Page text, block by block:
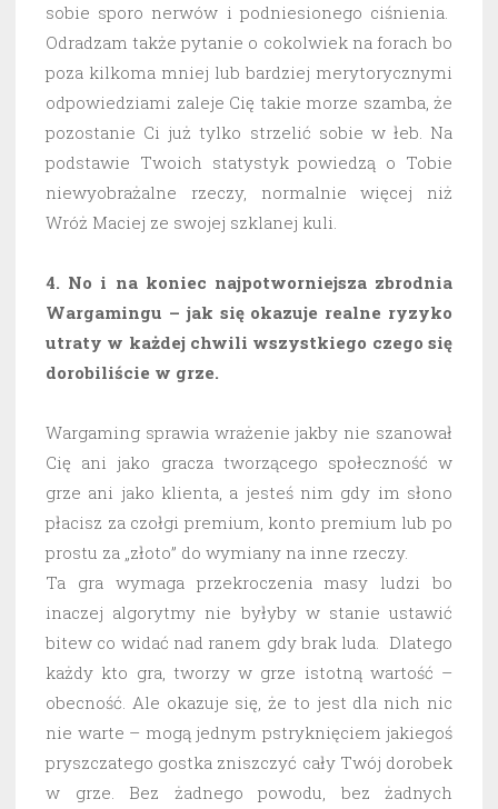
sobie sporo nerwów i podniesionego ciśnienia.
Odradzam także pytanie o cokolwiek na forach bo
poza kilkoma mniej lub bardziej merytorycznymi
odpowiedziami zaleje Cię takie morze szamba, że
pozostanie Ci już tylko strzelić sobie w łeb. Na
podstawie Twoich statystyk powiedzą o Tobie
niewyobrażalne rzeczy, normalnie więcej niż
Wróż Maciej ze swojej szklanej kuli.
4. No i na koniec najpotworniejsza zbrodnia
Wargamingu – jak się okazuje realne ryzyko
utraty w każdej chwili wszystkiego czego się
dorobiliście w grze.
Wargaming sprawia wrażenie jakby nie szanował
Cię ani jako gracza tworzącego społeczność w
grze ani jako klienta, a jesteś nim gdy im słono
płacisz za czołgi premium, konto premium lub po
prostu za „złoto” do wymiany na inne rzeczy.
Ta gra wymaga przekroczenia masy ludzi bo
inaczej algorytmy nie byłyby w stanie ustawić
bitew co widać nad ranem gdy brak luda. Dlatego
każdy kto gra, tworzy w grze istotną wartość –
obecność. Ale okazuje się, że to jest dla nich nic
nie warte – mogą jednym pstryknięciem jakiegoś
pryszczatego gostka zniszczyć cały Twój dorobek
w grze. Bez żadnego powodu, bez żadnych